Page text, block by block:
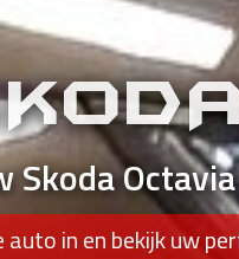
Skoda
in en bekijk uw